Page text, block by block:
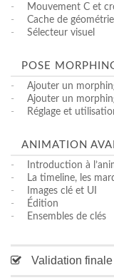
-
Mouvement C et
-
Cache de géométrie
-
Sélecteur visuel
POSE
-
Ajouter un
-
Ajouter un
-
Réglage et
ANIMATION
-
Introduction à
-
La timeline, les
-
Images clé et UI
-
Édition
-
Ensembles de clés
Validation